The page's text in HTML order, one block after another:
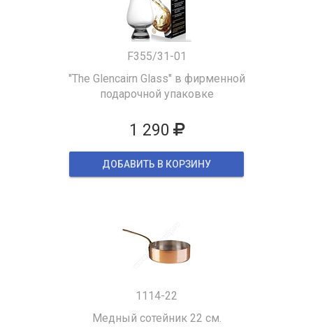
F355/31-01
"The Glencairn Glass" в фирменной
подарочной упаковке
1 290
ДОБАВИТЬ В КОРЗИНУ
1114-22
Медный сотейник 22 см.